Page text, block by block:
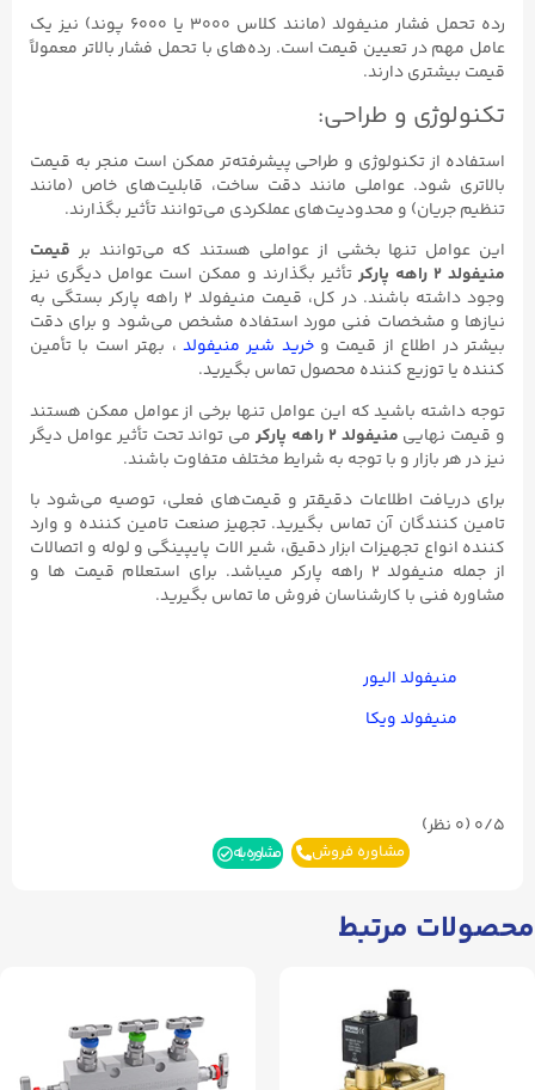
رده تحمل فشار منیفولد (مانند کلاس ۳۰۰۰ یا ۶۰۰۰ پوند) نیز یک
عامل مهم در تعیین قیمت است. رده‌های با تحمل فشار بالاتر معمولاً
قیمت بیشتری دارند.
تکنولوژی و طراحی:
استفاده از تکنولوژی و طراحی پیشرفته‌تر ممکن است منجر به قیمت
بالاتری شود. عواملی مانند دقت ساخت، قابلیت‌های خاص (مانند
تنظیم جریان) و محدودیت‌های عملکردی می‌توانند تأثیر بگذارند.
این عوامل تنها بخشی از عواملی هستند که می‌توانند بر قیمت
منیفولد ۲ راهه پارکر
تأثیر بگذارند و ممکن است عوامل دیگری نیز
وجود داشته باشند. در کل، قیمت منیفولد ۲ راهه پارکر بستگی به
نیازها و مشخصات فنی مورد استفاده مشخص می‌شود و برای دقت
بیشتر در اطلاع از قیمت وخرید شیر منیفولد ، بهتر است با تأمین
کننده یا توزیع کننده محصول تماس بگیرید.
توجه داشته باشید که این عوامل تنها برخی از عوامل ممکن هستند
و قیمت نهایی منیفولد ۲ راهه پارکر
می تواند تحت تأثیر عوامل دیگر
نیز در هر بازار و با توجه به شرایط مختلف متفاوت باشند.
برای دریافت اطلاعات دقیقتر و قیمت‌های فعلی، توصیه می‌شود با
تامین کنندگان آن تماس بگیرید. تجهیز صنعت تامین کننده و وارد
کننده انواع تجهیزات ابزار دقیق، شیر الات پایپینگی و لوله و اتصالات
از جمله منیفولد ۲ راهه پارکر میباشد. برای استعلام قیمت ها و
مشاوره فنی با کارشناسان فروش ما تماس بگیرید.
منیفولد الیور
منیفولد ویکا
0/5 (۰ نظر)
مشاوره فروش مشاوره بله
محصولات مرتبط